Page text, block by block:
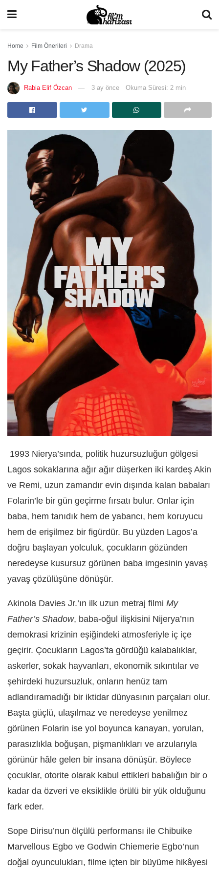
Home Film Önerileri Drama
My Father’s Shadow (2025)
Rabia Elif Özcan 3 ay önce Okuma Süresi: 2 min
1993 Nierya’sında, politik huzursuzluğun gölgesi
Lagos sokaklarına ağır ağır düşerken iki kardeş Akin
ve Remi, uzun zamandır evin dışında kalan babaları
Folarin’le bir gün geçirme fırsatı bulur. Onlar için
baba, hem tanıdık hem de yabancı, hem koruyucu
hem de erişilmez bir figürdür. Bu yüzden Lagos’a
doğru başlayan yolculuk, çocukların gözünden
neredeyse kusursuz görünen baba imgesinin yavaş
yavaş çözülüşüne dönüşür.
Akinola Davies Jr.’ın ilk uzun metraj filmi My
Father’s Shadow, baba-oğul ilişkisini Nijerya’nın
demokrasi krizinin eşiğindeki atmosferiyle iç içe
geçirir. Çocukların Lagos’ta gördüğü kalabalıklar,
askerler, sokak hayvanları, ekonomik sıkıntılar ve
şehirdeki huzursuzluk, onların henüz tam
adlandıramadığı bir iktidar dünyasının parçaları olur.
Başta güçlü, ulaşılmaz ve neredeyse yenilmez
görünen Folarin ise yol boyunca kanayan, yorulan,
parasızlıkla boğuşan, pişmanlıkları ve arzularıyla
görünür hâle gelen bir insana dönüşür. Böylece
çocuklar, otorite olarak kabul ettikleri babalığın bir o
kadar da özveri ve eksiklikle örülü bir yük olduğunu
fark eder.
Sope Dirisu’nun ölçülü performansı ile Chibuike
Marvellous Egbo ve Godwin Chiemerie Egbo’nun
doğal oyunculukları, filme içten bir büyüme hikâyesi